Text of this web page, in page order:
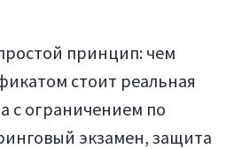
принцип: чем
стоит реальная
с ограничением по
экзамен, защита